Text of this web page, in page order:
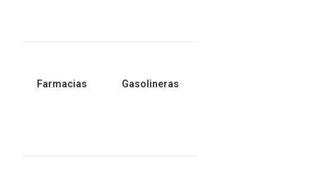
Farmacias Gasolineras